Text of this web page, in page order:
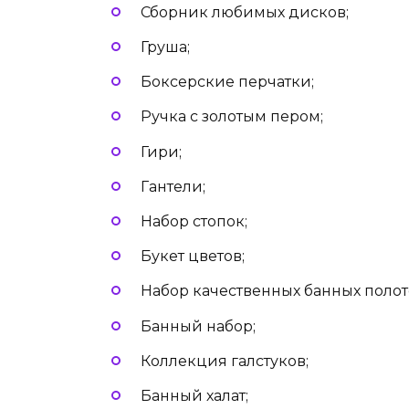
Сборник любимых дисков;
Груша;
Боксерские перчатки;
Ручка с золотым пером;
Гири;
Гантели;
Набор стопок;
Букет цветов;
Набор качественных банных
Банный набор;
Коллекция галстуков;
Банный халат;